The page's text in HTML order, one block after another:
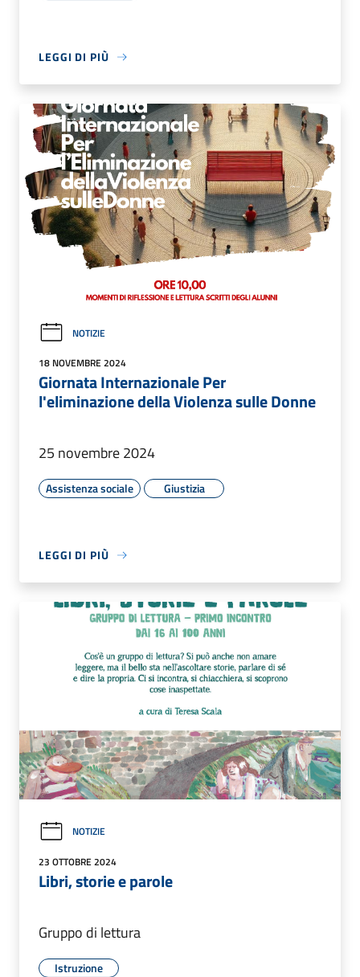
LEGGI DI PIÙ
NOTIZIE
18 NOVEMBRE 2024
Giornata Internazionale Per
l'eliminazione della Violenza sulle Donne
25 novembre 2024
Assistenza sociale Giustizia
LEGGI DI PIÙ
NOTIZIE
23 OTTOBRE 2024
Libri, storie e parole
Gruppo di lettura
Istruzione